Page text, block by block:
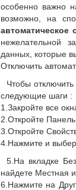
особенно важно
возможно, на
автоматическое
нежелательной
данных, которые
Отключить
Чтобы отключить
следующие шаги :
1.Закройте все
2.Откройте
3.Откройте
4.Нажмите и
5.На вкладке
найдете Местная
6.Нажмите на